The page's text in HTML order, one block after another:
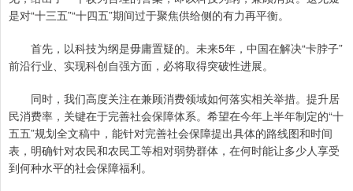
是对“十三五”“十四五”期间过于聚焦供给侧的有力再平衡。
首先，以科技为纲是毋庸置疑的。未来5年，中国在解决“卡脖子”
前沿行业、实现科创自强方面，必将取得突破性进展。
同时，我们高度关注在兼顾消费领域如何落实相关举措。提升居
民消费率，关键在于完善社会保障体系。希望在今年上半年制定的“十
五五”规划全文稿中，能针对完善社会保障提出具体的路线图和时间
表，明确针对农民和农民工等相对弱势群体，在何时能让多少人享受
到何种水平的社会保障福利。